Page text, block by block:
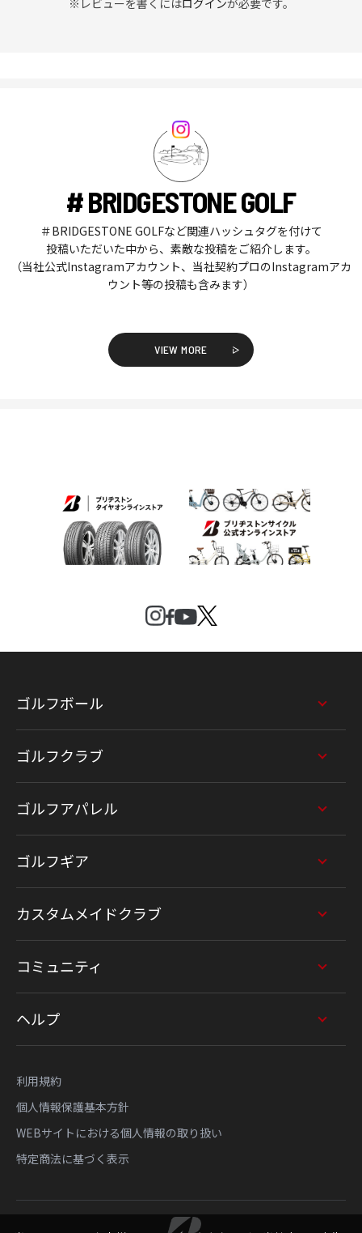
# BRIDGESTONE GOLF
＃BRIDGESTONE GOLFなど関連ハッシュタグを付けて
投稿いただいた中から、素敵な投稿をご紹介します。
（当社公式Instagramアカウント、当社契約プロのInstagramアカ
ウント等の投稿も含みます）
VIEW MORE
ゴルフボール
ゴルフクラブ
ゴルフアパレル
ゴルフギア
カスタムメイドクラブ
コミュニティ
ヘルプ
利用規約
個人情報保護基本方針
WEBサイトにおける個人情報の取り扱い
特定商法に基づく表示